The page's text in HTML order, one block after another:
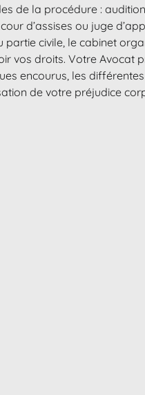
de la procédure :
d’assises ou juge
partie civile, le cabinet
vos droits. Votre Avocat
encourus, les
de votre préjudice